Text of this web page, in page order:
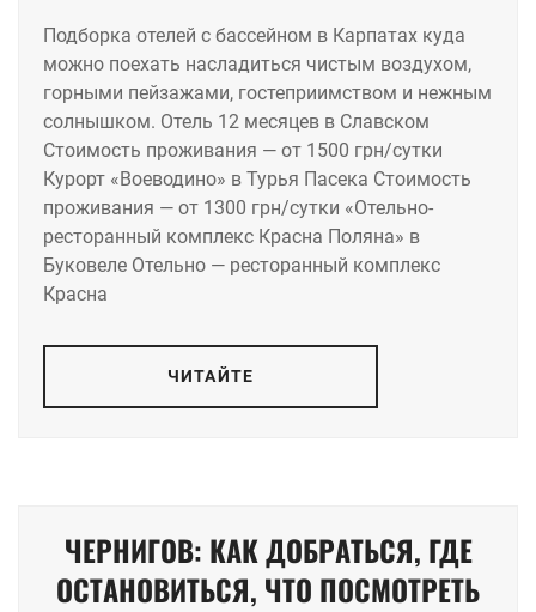
Подборка отелей с бассейном в Карпатах куда
можно поехать насладиться чистым воздухом,
горными пейзажами, гостеприимством и нежным
солнышком. Отель 12 месяцев в Славском
Стоимость проживания — от 1500 грн/сутки
Курорт «Воеводино» в Турья Пасека Стоимость
проживания — от 1300 грн/сутки «Отельно-
ресторанный комплекс Красна Поляна» в
Буковеле Отельно — ресторанный комплекс
Красна
ЧИТАЙТЕ
ЧЕРНИГОВ: КАК ДОБРАТЬСЯ, ГДЕ
ОСТАНОВИТЬСЯ, ЧТО ПОСМОТРЕТЬ